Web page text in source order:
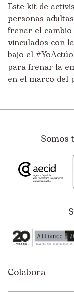
Este kit de
personas
frenar el
vinculados con
bajo el
para frenar la
en el marco del
Somos
Colabora